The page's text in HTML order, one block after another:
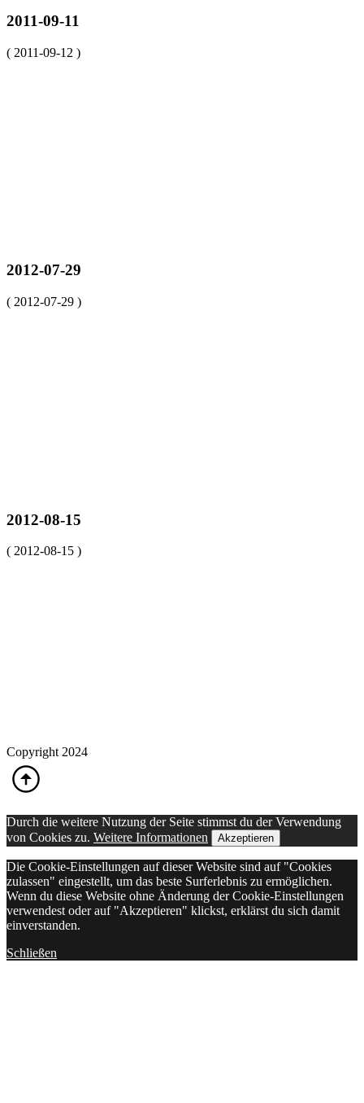
2011-09-11
( 2011-09-12 )
2012-07-29
( 2012-07-29 )
2012-08-15
( 2012-08-15 )
Copyright 2024
Durch die weitere Nutzung der Seite stimmst du der Verwendung
von Cookies zu. Weitere Informationen Akzeptieren
Die Cookie-Einstellungen auf dieser Website sind auf "Cookies
zulassen" eingestellt, um das beste Surferlebnis zu ermöglichen.
Wenn du diese Website ohne Änderung der Cookie-Einstellungen
verwendest oder auf "Akzeptieren" klickst, erklärst du sich damit
einverstanden.
Schließen